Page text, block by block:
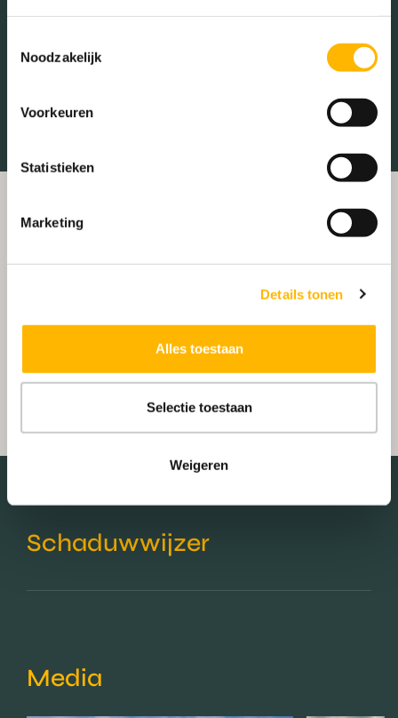
Noodzakelijk
Voorkeuren
Statistieken
Marketing
Details tonen
Alles toestaan
Selectie toestaan
Weigeren
Treinstation
Schaduwwijzer
Media